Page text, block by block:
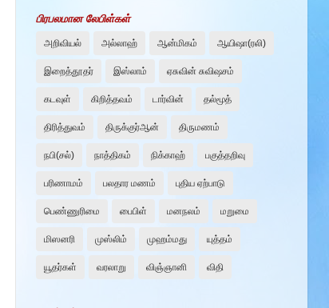
பிரபலமான லேபிள்கள்
அறிவியல் அல்லாஹ் ஆன்மிகம் ஆயிஷா(ரலி)
இறைத்தூதர் இஸ்லாம் ஏசுவின் சுவிஷசம்
கடவுள் கிறித்தவம் டார்வின் தல்மூத்
திரித்துவம் திருக்குர்ஆன் திருமணம்
நபி(சல்) நாத்திகம் நிக்காஹ் பகுத்தறிவு
பரிணாமம் பலதார மணம் புதிய ஏற்பாடு
பெண்ணுரிமை பைபிள் மனநலம் மறுமை
மிஸனரி முஸ்லிம் முஹம்மது யுத்தம்
யூதர்கள் வரலாறு விஞ்ஞானி விதி